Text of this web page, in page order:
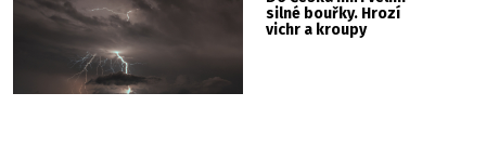
silné bouřky. Hrozí
vichr a kroupy